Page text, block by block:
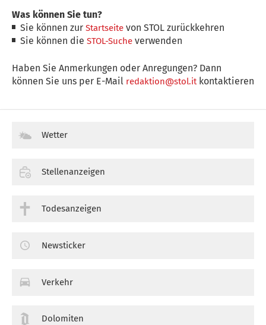
Was können Sie tun?
Sie können zurStartseite von STOL zurückkehren
Sie können dieSTOL-Suche verwenden
Haben Sie Anmerkungen oder Anregungen? Dann
können Sie uns per E-Mail redaktion@stol.itkontaktieren
Wetter
Stellenanzeigen
Todesanzeigen
Newsticker
Verkehr
Dolomiten